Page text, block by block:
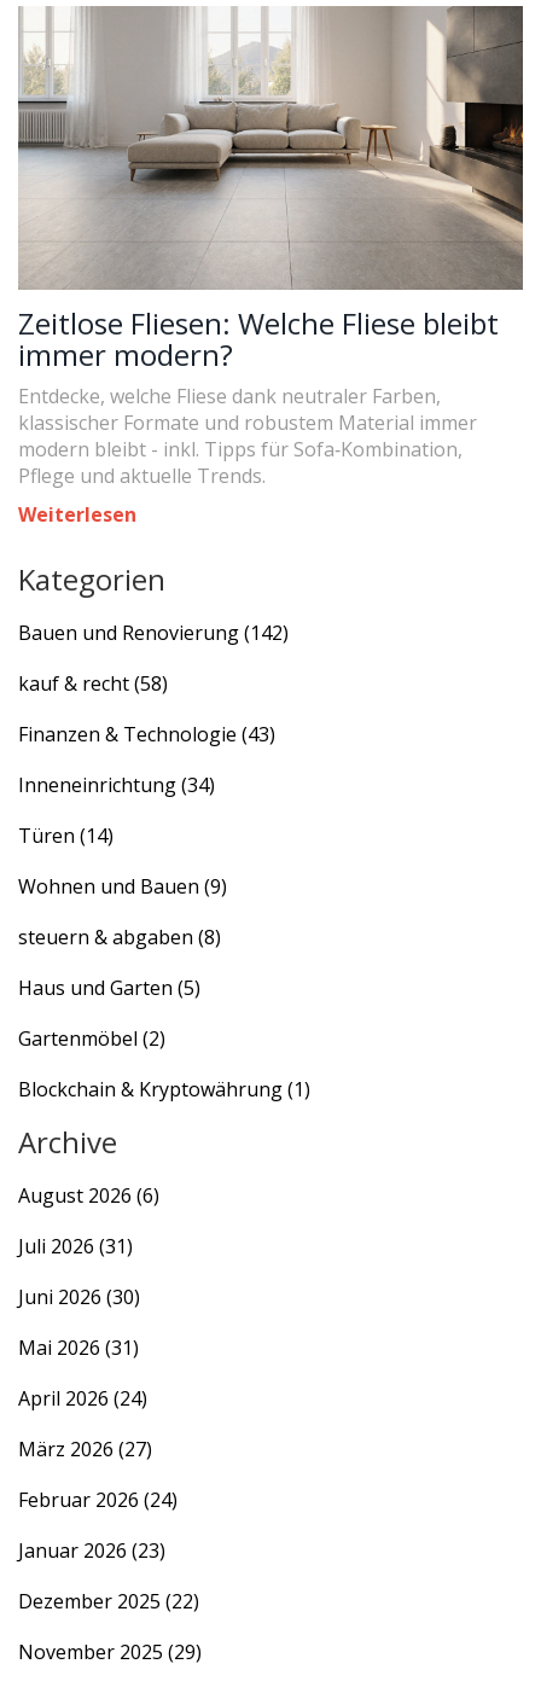
Zeitlose Fliesen: Welche Fliese bleibt
immer modern?
Entdecke, welche Fliese dank neutraler Farben,
klassischer Formate und robustem Material immer
modern bleibt - inkl. Tipps für Sofa‑Kombination,
Pflege und aktuelle Trends.
Weiterlesen
Kategorien
Bauen und Renovierung(142)
kauf & recht(58)
Finanzen & Technologie (43)
Inneneinrichtung(34)
Türen (14)
Wohnen und Bauen (9)
steuern & abgaben (8)
Haus und Garten (5)
Gartenmöbel (2)
Blockchain & Kryptowährung(1)
Archive
August 2026 (6)
Juli 2026 (31)
Juni 2026 (30)
Mai 2026 (31)
April 2026 (24)
März 2026 (27)
Februar 2026 (24)
Januar 2026 (23)
Dezember 2025 (22)
November 2025 (29)